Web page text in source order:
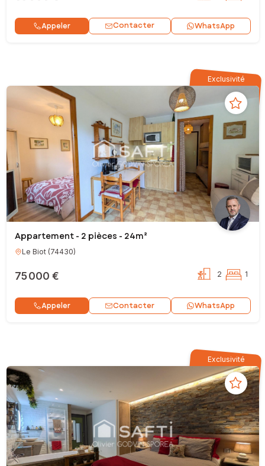
Appeler Contacter WhatsApp
Exclusivité
Appartement - 2 pièces - 24m²
Le Biot(74430)
75 000 € 2 1
Appeler Contacter WhatsApp
Exclusivité